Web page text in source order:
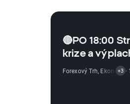
🔴PO 18:00
krize a
Forexový Trh, +3